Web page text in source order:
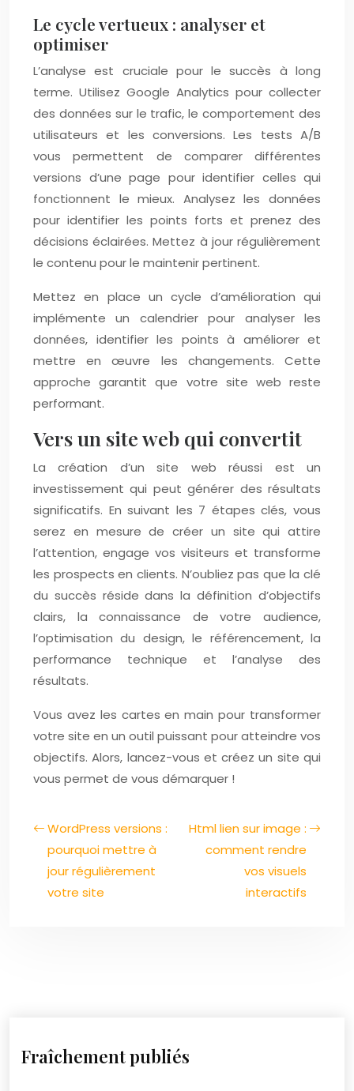
Le cycle vertueux : analyser et
optimiser
L’analyse est cruciale pour le succès à long
terme. Utilisez Google Analytics pour collecter
des données sur le trafic, le comportement des
utilisateurs et les conversions. Les tests A/B
vous permettent de comparer différentes
versions d’une page pour identifier celles qui
fonctionnent le mieux. Analysez les données
pour identifier les points forts et prenez des
décisions éclairées. Mettez à jour régulièrement
le contenu pour le maintenir pertinent.
Mettez en place un cycle d’amélioration qui
implémente un calendrier pour analyser les
données, identifier les points à améliorer et
mettre en œuvre les changements. Cette
approche garantit que votre site web reste
performant.
Vers un site web qui convertit
La création d’un site web réussi est un
investissement qui peut générer des résultats
significatifs. En suivant les 7 étapes clés, vous
serez en mesure de créer un site qui attire
l’attention, engage vos visiteurs et transforme
les prospects en clients. N’oubliez pas que la clé
du succès réside dans la définition d’objectifs
clairs, la connaissance de votre audience,
l’optimisation du design, le référencement, la
performance technique et l’analyse des
résultats.
Vous avez les cartes en main pour transformer
votre site en un outil puissant pour atteindre vos
objectifs. Alors, lancez-vous et créez un site qui
vous permet de vous démarquer !
WordPress versions :
pourquoi mettre à
jour régulièrement
votre site
Html lien sur image :
comment rendre
vos visuels
interactifs
Fraîchement publiés